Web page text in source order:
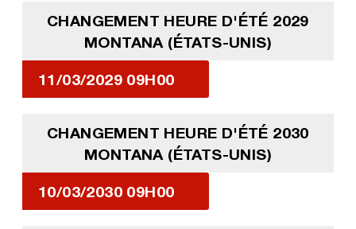
CHANGEMENT HEURE D'ÉTÉ 2029
MONTANA (ÉTATS-UNIS)
11/03/2029 09H00
CHANGEMENT HEURE D'ÉTÉ 2030
MONTANA (ÉTATS-UNIS)
10/03/2030 09H00